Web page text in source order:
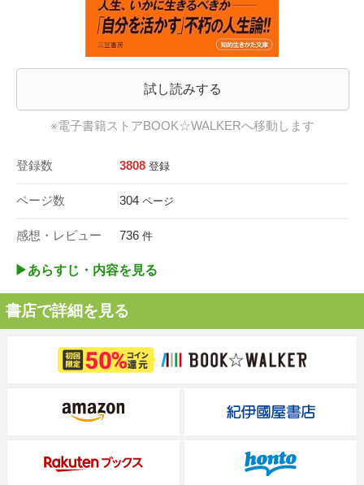
試し読みする
※電子書籍ストアBOOK☆WALKERへ移動します
登録数 3808 登録
ページ数 304 ページ
感想・レビュー 736 件
▶︎あらすじ・内容を見る
書店で詳細を見る